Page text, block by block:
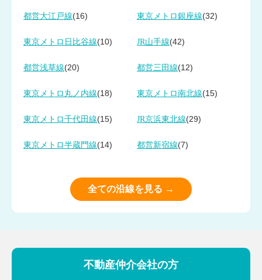
都営大江戸線(16) 東京メトロ銀座線(32)
東京メトロ日比谷線(10) JR山手線(42)
都営浅草線(20) 都営三田線(12)
東京メトロ丸ノ内線(18) 東京メトロ南北線(15)
東京メトロ千代田線(15) JR京浜東北線(29)
東京メトロ半蔵門線(14) 都営新宿線(7)
全ての沿線を見る →
不動産仲介会社の方